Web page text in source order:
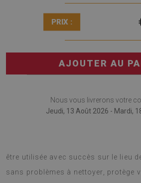
PRIX :
AJOUTER AU
Nous vous livrerons votre
Jeudi, 13 Août 2026 - Mardi,
être utilisée avec succès sur le lieu
sans problèmes à nettoyer, protège